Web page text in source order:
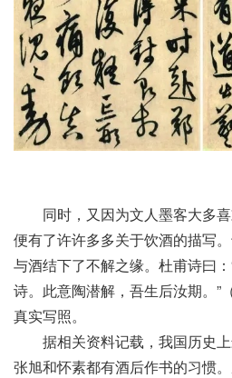
同时，又因为文人墨客大多喜
便有了许许多多关于饮酒的描写
与酒结下了不解之缘。杜甫诗曰
诗。此意陶潜解，吾生后汝期。”
真实写照。
据相关资料记载，我国历史上
张旭和怀素都有酒后作书的习惯